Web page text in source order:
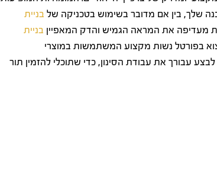
שלך, בין אם מדובר בשימוש בטכניקה של בניית
מעדיפה את המראה הגמיש והדק המאפיין בניית
בפורטל נשות מקצוע המשתמשות במוצרי
עבורך את עבודת הסינון, כדי שתוכלי להזמין תור